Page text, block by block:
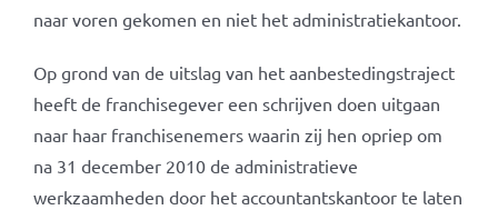
naar voren gekomen en niet het administratiekantoor.
Op grond van de uitslag van het aanbestedingstraject
heeft de franchisegever een schrijven doen uitgaan
naar haar franchisenemers waarin zij hen opriep om
na 31 december 2010 de administratieve
werkzaamheden door het accountantskantoor te laten